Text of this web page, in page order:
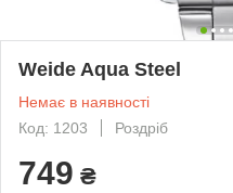
Weide Aqua Steel
Немає в наявності
Код: 1203
Роздріб
749 ₴